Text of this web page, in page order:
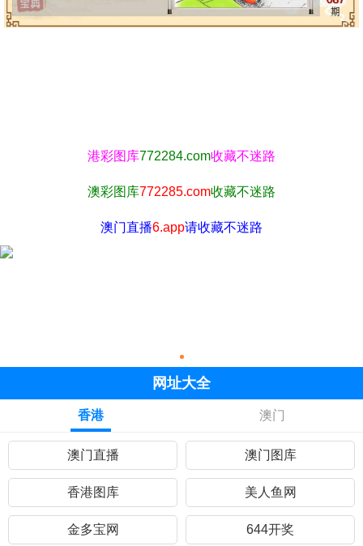
港彩图库772284.com收藏不迷路
澳彩图库772285.com收藏不迷路
澳门直播6.app请收藏不迷路
网址大全
香港 澳门
澳门直播 澳门图库
香港图库 美人鱼网
金多宝网 644开奖